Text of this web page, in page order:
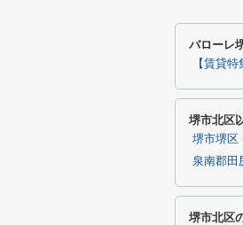
バローレ
【賃貸
堺市北区
堺市堺区
泉南郡田
堺市北区